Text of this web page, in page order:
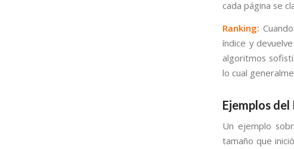
cada página se
Ranking:
índice y
algoritmos
lo cual
Ejemplos del
Un ejemplo
tamaño que